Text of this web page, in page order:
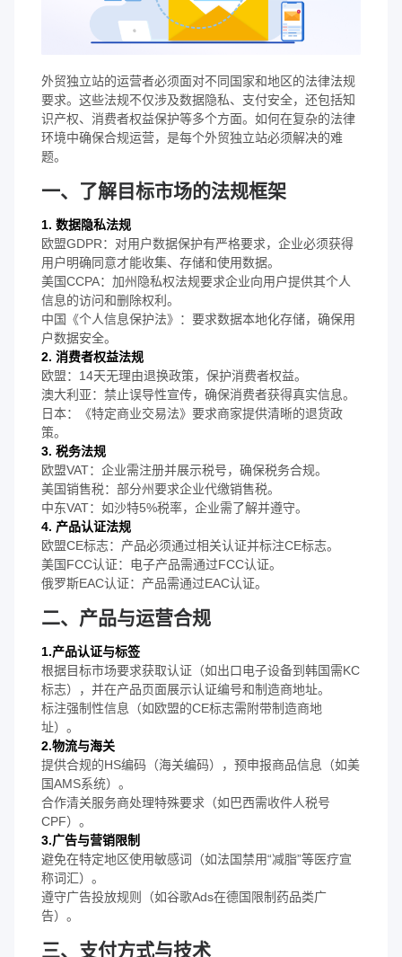
外贸独立站的运营者必须面对不同国家和地区的法律法规
要求。这些法规不仅涉及数据隐私、支付安全，还包括知
识产权、消费者权益保护等多个方面。如何在复杂的法律
环境中确保合规运营，是每个外贸独立站必须解决的难
题。
一、了解目标市场的法规框架
1. 数据隐私法规
欧盟GDPR：对用户数据保护有严格要求，企业必须获得
用户明确同意才能收集、存储和使用数据。
美国CCPA：加州隐私权法规要求企业向用户提供其个人
信息的访问和删除权利。
中国《个人信息保护法》：要求数据本地化存储，确保用
户数据安全。
2. 消费者权益法规
欧盟：14天无理由退换政策，保护消费者权益。
澳大利亚：禁止误导性宣传，确保消费者获得真实信息。
日本：《特定商业交易法》要求商家提供清晰的退货政
策。
3. 税务法规
欧盟VAT：企业需注册并展示税号，确保税务合规。
美国销售税：部分州要求企业代缴销售税。
中东VAT：如沙特5%税率，企业需了解并遵守。
4. 产品认证法规
欧盟CE标志：产品必须通过相关认证并标注CE标志。
美国FCC认证：电子产品需通过FCC认证。
俄罗斯EAC认证：产品需通过EAC认证。
二、产品与运营合规
1.产品认证与标签
根据目标市场要求获取认证（如出口电子设备到韩国需KC
标志），并在产品页面展示认证编号和制造商地址。
标注强制性信息（如欧盟的CE标志需附带制造商地
址）。
2.物流与海关
提供合规的HS编码（海关编码），预申报商品信息（如美
国AMS系统）。
合作清关服务商处理特殊要求（如巴西需收件人税号
CPF）。
3.广告与营销限制
避免在特定地区使用敏感词（如法国禁用“减脂”等医疗宣
称词汇）。
遵守广告投放规则（如谷歌Ads在德国限制药品类广
告）。
三、支付方式与技术